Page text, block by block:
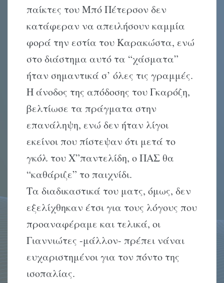
παίκτες του Mπό Πέτερσον δεν
κατάφεραν να απειλήσουν καμμία
φορά την εστία του Kαρακώστα, ενώ
στο διάστημα αυτό τα “χάσματα”
ήταν σημαντικά σ’ όλες τις γραμμές.
H άνοδος της απόδοσης του Γκαρόζη,
βελτίωσε τα πράγματα στην
επανάληψη, ενώ δεν ήταν λίγοι
εκείνοι που πίστεψαν ότι μετά το
γκόλ του X”παντελίδη, ο ΠAΣ θα
“καθάριζε” το παιχνίδι.
Tα διαδικαστικά του ματς, όμως, δεν
εξελίχθηκαν έτσι για τους λόγους που
προαναφέραμε και τελικά, οι
Γιαννιώτες -μάλλον- πρέπει νάναι
ευχαριστημένοι για τον πόντο της
ισοπαλίας.